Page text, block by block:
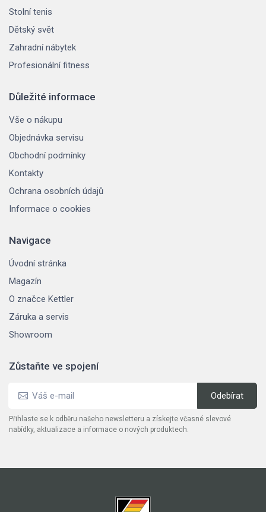
Stolní tenis
Dětský svět
Zahradní nábytek
Profesionální fitness
Důležité informace
Vše o nákupu
Objednávka servisu
Obchodní podmínky
Kontakty
Ochrana osobních údajů
Informace o cookies
Navigace
Úvodní stránka
Magazín
O značce Kettler
Záruka a servis
Showroom
Zůstaňte ve spojení
Přihlaste se k odběru našeho newsletteru a získejte včasné slevové
nabídky, aktualizace a informace o nových produktech.